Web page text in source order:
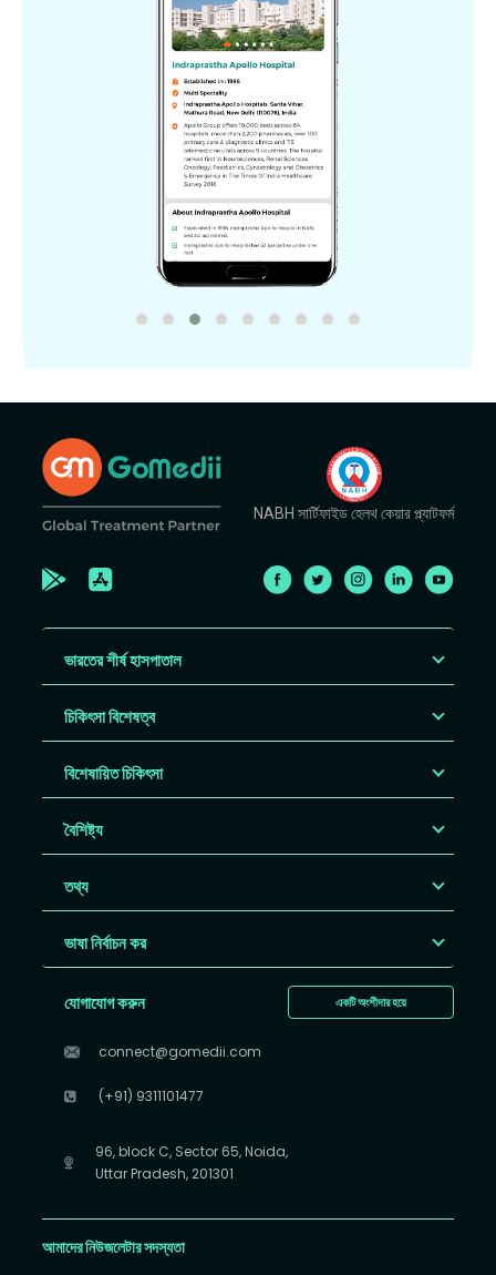
NABH সার্টিফাইড হেলথ কেয়ার প্ল্যাটফর্ম
ভারতের শীর্ষ হাসপাতাল
চিকিৎসা বিশেষত্ব
বিশেষায়িত চিকিৎসা
বৈশিষ্ট্য
তথ্য
ভাষা নির্বাচন কর
একটি অংশীদার হয়ে
যোগাযোগ করুন
connect@gomedii.com
(+91) 9311101477
96, block C, Sector 65, Noida,
Uttar Pradesh, 201301
আমাদের নিউজলেটার সদস্যতা